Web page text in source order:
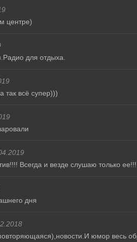
центре)
для отдыха.
так всё супер)))
Всегда и везде слушаю только
дня
юмор весь